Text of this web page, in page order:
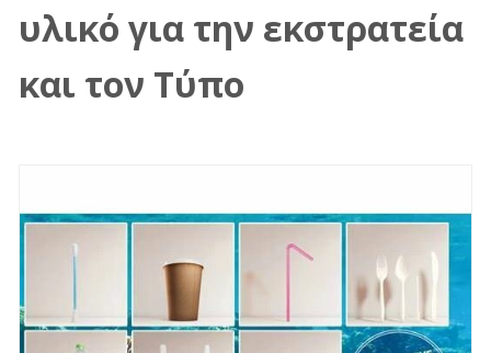
υλικό για την εκστρατεία
και τον Τύπο